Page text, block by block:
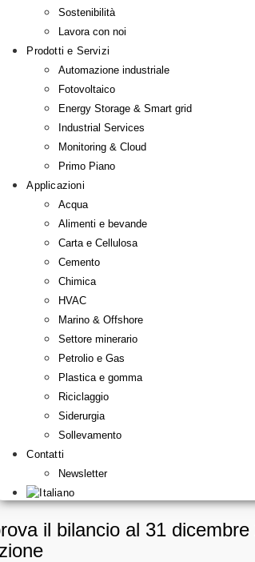
Sostenibilità
Lavora con noi
Prodotti e Servizi
Automazione industriale
Fotovoltaico
Energy Storage & Smart grid
Industrial Services
Monitoring & Cloud
Primo Piano
Applicazioni
Acqua
Alimenti e bevande
Carta e Cellulosa
Cemento
Chimica
HVAC
Marino & Offshore
Settore minerario
Petrolio e Gas
Plastica e gomma
Riciclaggio
Siderurgia
Sollevamento
Contatti
Newsletter
il bilancio al 31